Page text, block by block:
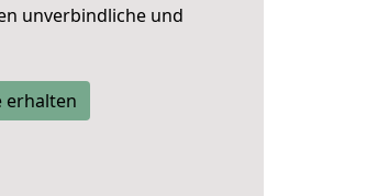
unverbindliche und
erhalten